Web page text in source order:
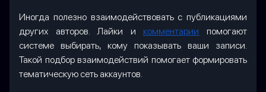
Иногда полезно взаимодействовать с публикациями
других авторов. Лайки и
комментарии помогают
системе выбирать, кому показывать ваши записи.
Такой подбор взаимодействий помогает формировать
тематическую сеть аккаунтов.